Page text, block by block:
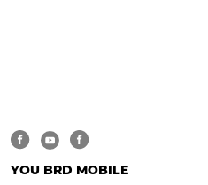
YOU BRD MOBILE